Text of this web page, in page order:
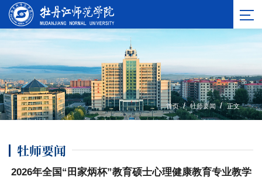
首页 / 牡师要闻 / 正文
牡师要闻
2026年全国“田家炳杯”教育硕士心理健康教育专业教学